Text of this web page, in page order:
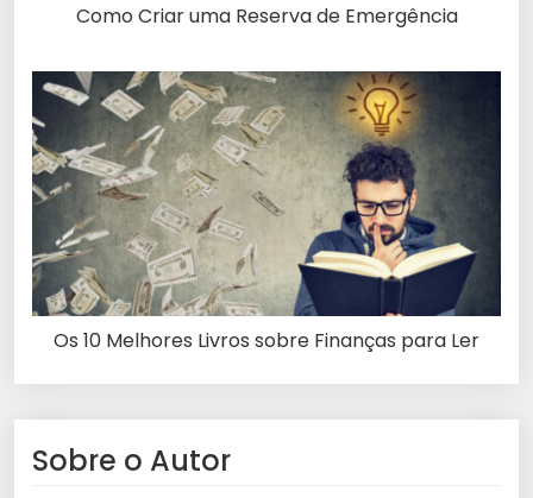
Como Criar uma Reserva de Emergência
Os 10 Melhores Livros sobre Finanças para Ler
Sobre o Autor